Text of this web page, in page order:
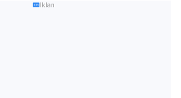
Iklan